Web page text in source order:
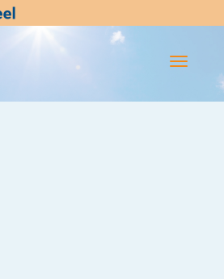
Flip-